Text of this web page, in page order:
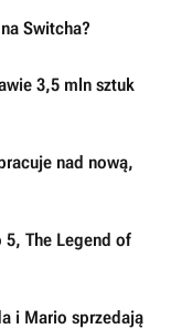
Switcha?
3,5 mln sztuk
nad nową,
The Legend of
i Mario sprzedają